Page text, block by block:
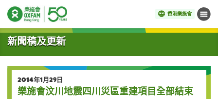
香港樂施會 目錄
開始主要內容
新聞稿及更新
2014年1月29日
樂施會汶川地震四川災區重建項目全部結束